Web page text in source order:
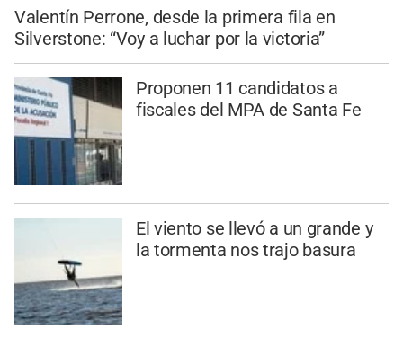
Valentín Perrone, desde la primera fila en
Silverstone: “Voy a luchar por la victoria”
Proponen 11 candidatos a
fiscales del MPA de Santa Fe
El viento se llevó a un grande y
la tormenta nos trajo basura